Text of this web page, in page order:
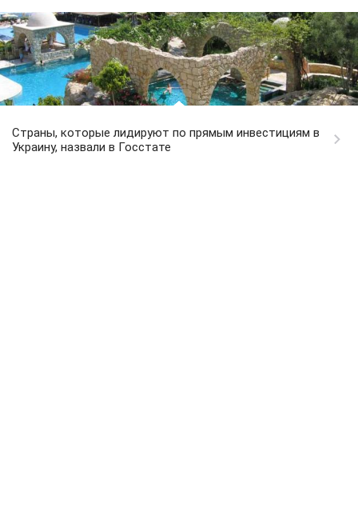
Страны, которые лидируют по прямым инвестициям в
Украину, назвали в Госстате